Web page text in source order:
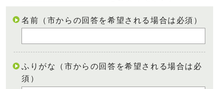
名前（市からの回答を希望される場合は必須）
ふりがな（市からの回答を希望される場合は必
須）